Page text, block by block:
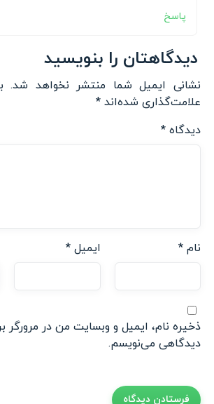
پاسخ
دیدگاهتان را بنویسید
نشانی ایمیل شما منتشر نخواهد شد.
علامت‌گذاری شده‌اند *
دیدگاه *
نام * ایمیل*
ذخیره نام، ایمیل و وبسایت من در مرورگر
دیدگاهی می‌نویسم.